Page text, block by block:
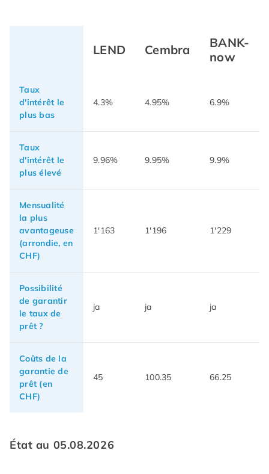
LEND Cembra
BANK-
now
Taux
d'intérêt le
plus bas
4.3% 4.95% 6.9%
Taux
d'intérêt le
plus élevé
9.96% 9.95% 9.9%
Mensualité
la plus
avantageuse
(arrondie, en
CHF)
1'163 1'196 1'229
Possibilité
de garantir
le taux de
prêt ?
ja ja ja
Coûts de la
garantie de
prêt (en
CHF)
45 100.35 66.25
État au 05.08.2026